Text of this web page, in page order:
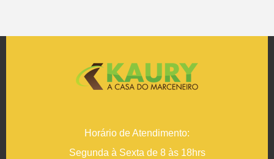
Horário de Atendimento:
Segunda à Sexta de 8 às 18hrs